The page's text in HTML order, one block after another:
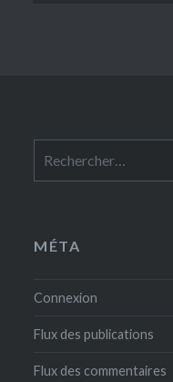
MÉTA
Connexion
Flux des publications
Flux des commentaires